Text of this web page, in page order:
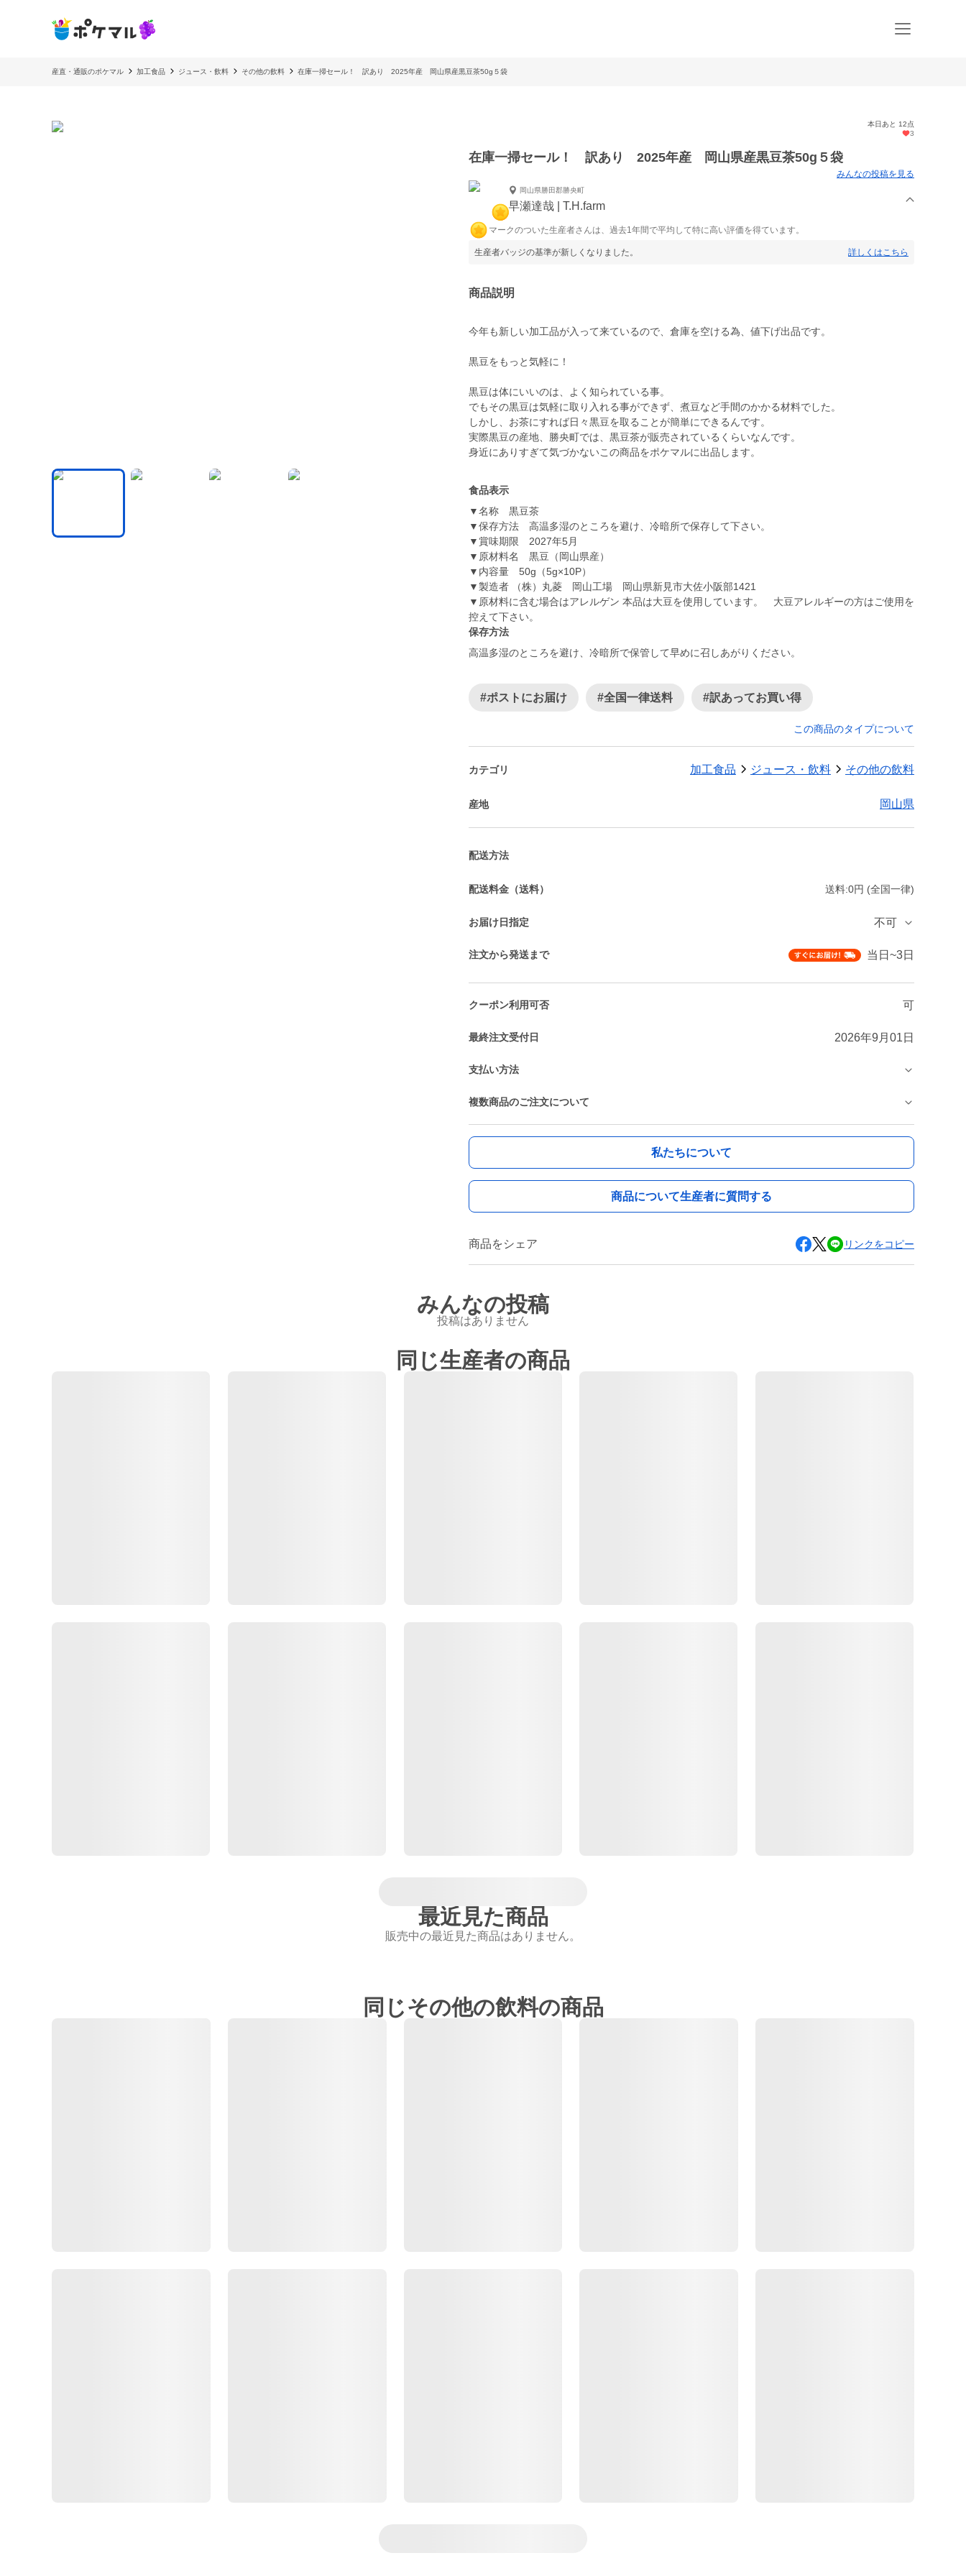
産直・通販のポケマル 加工食品 ジュース・飲料 その他の飲料 在庫一掃セール！ 訳あり 2025年産 岡山県産黒豆茶50g５袋
本日あと 12点
3
在庫一掃セール！ 訳あり 2025年産 岡山県産黒豆茶50g５袋
みんなの投稿を見る
岡山県勝田郡勝央町
早瀬達哉 | T.H.farm
マークのついた生産者さんは、過去1年間で平均して特に高い評価を得ています。
生産者バッジの基準が新しくなりました。 詳しくはこちら
商品説明
今年も新しい加工品が入って来ているので、倉庫を空ける為、値下げ出品です。
黒豆をもっと気軽に！
黒豆は体にいいのは、よく知られている事。
でもその黒豆は気軽に取り入れる事ができず、煮豆など手間のかかる材料でした。
しかし、お茶にすれば日々黒豆を取ることが簡単にできるんです。
実際黒豆の産地、勝央町では、黒豆茶が販売されているくらいなんです。
身近にありすぎて気づかないこの商品をポケマルに出品します。
食品表示
▼名称 黒豆茶
▼保存方法 高温多湿のところを避け、冷暗所で保存して下さい。
▼賞味期限 2027年5月
▼原材料名 黒豆（岡山県産）
▼内容量 50g（5g×10P）
▼製造者 （株）丸菱 岡山工場 岡山県新見市大佐小阪部1421
▼原材料に含む場合はアレルゲン 本品は大豆を使用しています。 大豆アレルギーの方はご使用を
控えて下さい。
保存方法
高温多湿のところを避け、冷暗所で保管して早めに召しあがりください。
#ポストにお届け #全国一律送料 #訳あってお買い得
この商品のタイプについて
カテゴリ 加工食品 ジュース・飲料 その他の飲料
産地 岡山県
配送方法
配送料金（送料） 送料:0円 (全国一律)
お届け日指定 不可
注文から発送まで 当日~3日
クーポン利用可否 可
最終注文受付日 2026年9月01日
支払い方法
複数商品のご注文について
私たちについて
商品について生産者に質問する
商品をシェア リンクをコピー
みんなの投稿
投稿はありません
同じ生産者の商品
最近見た商品
販売中の最近見た商品はありません。
同じその他の飲料の商品